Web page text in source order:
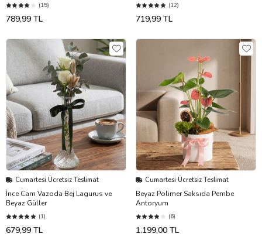
(15)
789,99 TL
(12)
719,99 TL
Cumartesi Ücretsiz Teslimat
İnce Cam Vazoda Bej Lagurus ve
Beyaz Güller
(1)
679,99 TL
Cumartesi Ücretsiz Teslimat
Beyaz Polimer Saksıda Pembe
Antoryum
(6)
1.199,00 TL